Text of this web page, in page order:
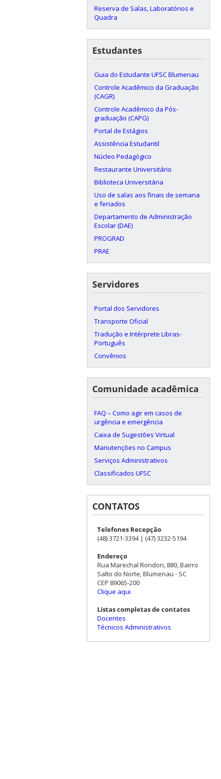
Reserva de Salas, Laboratórios e
Quadra
Estudantes
Guia do Estudante UFSC Blumenau
Controle Acadêmico da Graduação
(CAGR)
Controle Acadêmico da Pós-
graduação (CAPG)
Portal de Estágios
Assistência Estudantil
Núcleo Pedagógico
Restaurante Universitário
Biblioteca Universitária
Uso de salas aos finais de semana
e feriados
Departamento de Administração
Escolar (DAE)
PROGRAD
PRAE
Servidores
Portal dos Servidores
Transporte Oficial
Tradução e Intérprete Libras-
Português
Convênios
Comunidade acadêmica
FAQ – Como agir em casos de
urgência e emergência
Caixa de Sugestões Virtual
Manutenções no Campus
Serviços Administrativos
Classificados UFSC
CONTATOS
Telefones Recepção
(48) 3721-3394 | (47) 3232-5194
Endereço
Rua Marechal Rondon, 880, Bairro
Salto do Norte, Blumenau - SC
CEP 89065-200
Clique aqui
Listas completas de contatos
Docentes
Técnicos Administrativos